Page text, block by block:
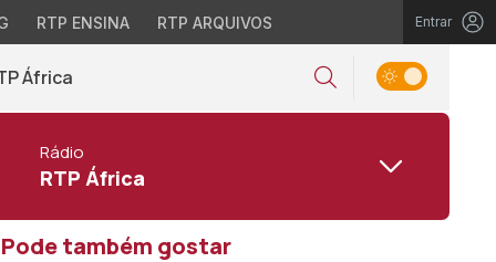
RTP ENSINA RTP ARQUIVOS Entrar
África
Rádio
RTP África
Pode também gostar